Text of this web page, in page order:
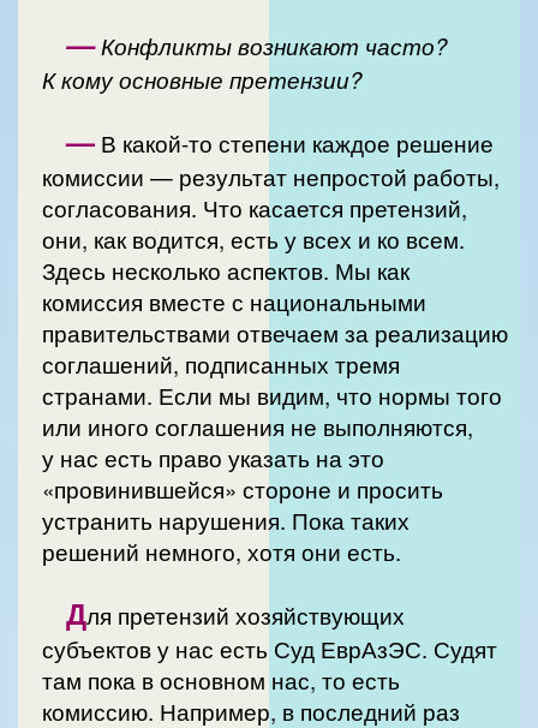
—Конфликты возникают часто?
К кому основные претензии?
— В какой-то степени каждое решение
комиссии — результат непростой работы,
согласования. Что касается претензий,
они, как водится, есть у всех и ко всем.
Здесь несколько аспектов. Мы как
комиссия вместе с национальными
правительствами отвечаем за реализацию
соглашений, подписанных тремя
странами. Если мы видим, что нормы того
или иного соглашения не выполняются,
у нас есть право указать на это
«провинившейся» стороне и просить
устранить нарушения. Пока таких
решений немного, хотя они есть.
Для претензий хозяйствующих
субъектов у нас есть Суд ЕврАзЭС. Судят
там пока в основном нас, то есть
комиссию. Например, в последний раз